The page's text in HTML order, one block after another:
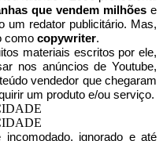
que vendem milhões e
um redator publicitário. Mas,
como copywriter.
materiais escritos por ele,
nos anúncios de Youtube,
vendedor que chegaram
um produto e/ou serviço.
ignorado e até